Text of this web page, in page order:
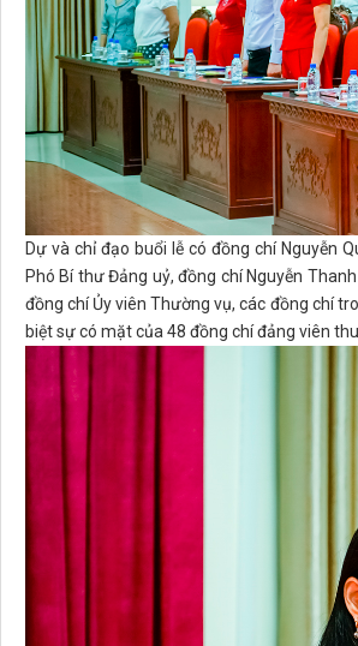
Dự và chỉ đạo buổi lễ có đồng chí Nguyễn
Phó Bí thư Đảng uỷ, đồng chí Nguyễn
đồng chí Ủy viên Thường vụ, các đồng chí
biệt sự có mặt của 48 đồng chí đảng viên